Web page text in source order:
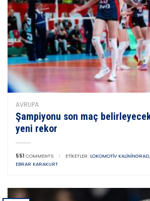
AVRUPA
Şampiyonu son maç
yeni rekor
551 COMMENTS | ETIKETLER: LOKOMOTIV KALININGRAD,
EBRAR KARAKURT